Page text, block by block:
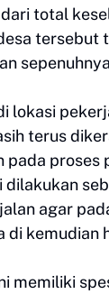
total
tersebut
lokasi
terus
pada
agar
di kemudian
memiliki